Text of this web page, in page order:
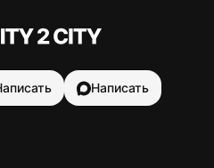
Написать